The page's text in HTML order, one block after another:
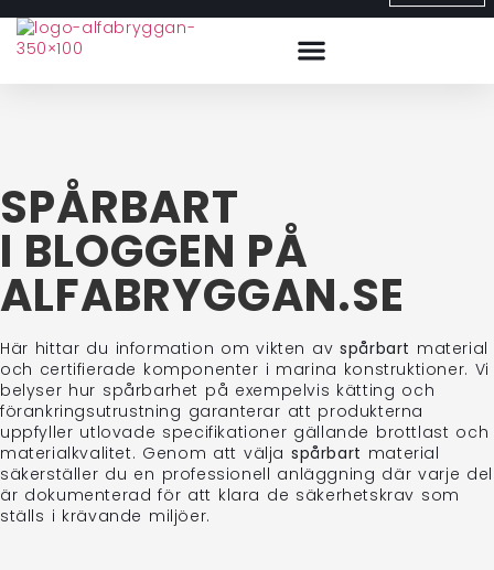
SPÅRBART
I BLOGGEN PÅ
ALFABRYGGAN.SE
Här hittar du information om vikten avspårbart material
och certifierade komponenter i marina konstruktioner. Vi
belyser hur spårbarhet på exempelvis kätting och
förankringsutrustning garanterar att produkterna
uppfyller utlovade specifikationer gällande brottlast och
materialkvalitet. Genom att väljaspårbart material
säkerställer du en professionell anläggning där varje del
är dokumenterad för att klara de säkerhetskrav som
ställs i krävande miljöer.